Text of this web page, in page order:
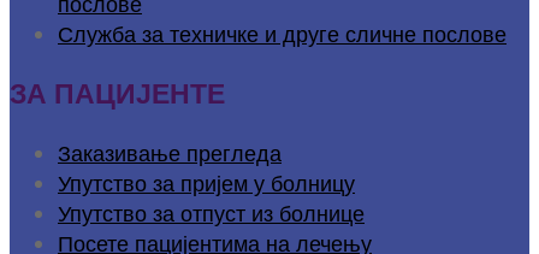
Служба за техничке и друге сличне послове
ЗА ПАЦИЈЕНТЕ
Заказивање прегледа
Упутство за пријем у болницу
Упутство за отпуст из болнице
Посете пацијентима на лечењу